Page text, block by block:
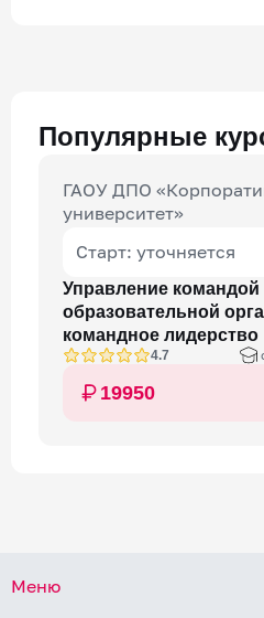
Популярные
ГАОУ ДПО
университет»
Старт: уточняется
Управление командой
образовательной
командное лидерство
4.7
19950
Меню